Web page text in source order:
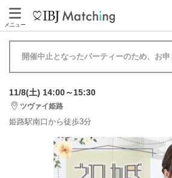
メニュー
開催中止となったパーティーのため、お申
11/8(土) 14:00～15:30
ツヴァイ姫路
姫路駅南口から徒歩3分